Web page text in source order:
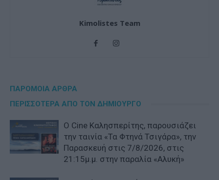
Kimolistes Team
ΠΑΡΟΜΟΙΑ ΑΡΘΡΑ
ΠΕΡΙΣΣΟΤΕΡΑ ΑΠΟ ΤΟΝ ΔΗΜΙΟΥΡΓΟ
Ο Cine Καλησπερίτης, παρουσιάζει
την ταινία «Τα Φτηνά Τσιγάρα», την
Παρασκευή στις 7/8/2026, στις
21:15μ.μ. στην παραλία «Αλυκή»